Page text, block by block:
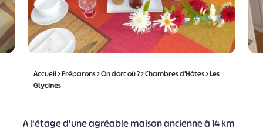
Accueil>Préparons>On dort où ?>Chambres d’Hôtes>Les
Glycines
A l'étage d'une agréable maison ancienne à 14 km